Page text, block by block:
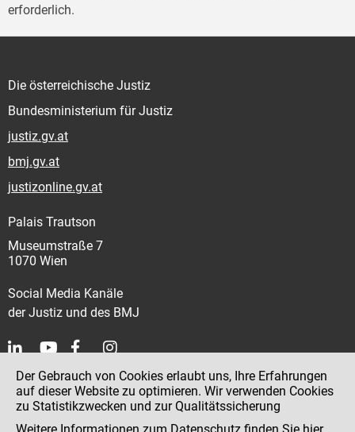
erforderlich.
Die österreichische Justiz
Bundesministerium für Justiz
justiz.gv.at
bmj.gv.at
justizonline.gv.at
Palais Trautson
Museumstraße 7
1070 Wien
Social Media Kanäle
der Justiz und des BMJ
Kontakt
Impressum
Der Gebrauch von Cookies erlaubt uns, Ihre Erfahrungen
auf dieser Website zu optimieren. Wir verwenden Cookies
zu Statistikzwecken und zur Qualitätssicherung